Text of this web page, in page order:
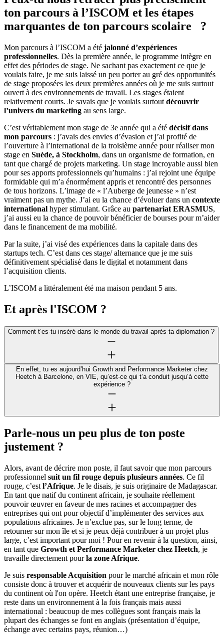
ton parcours à l’ISCOM et les étapes
marquantes de ton parcours scolaire ?
Mon parcours à l’ISCOM a été jalonné d’expériences
professionnelles. Dès la première année, le programme intègre en
effet des périodes de stage. Ne sachant pas exactement ce que je
voulais faire, je me suis laissé un peu porter au gré des opportunités
de stage proposées les deux premières années où je me suis surtout
ouvert à des environnements de travail. Les stages étaient
relativement courts. Je savais que je voulais surtout découvrir
l’univers du marketing au sens large.
C’est véritablement mon stage de 3e année qui a été décisif dans
mon parcours : j’avais des envies d’évasion et j’ai profité de
l’ouverture à l’international de la troisième année pour réaliser mon
stage en Suède, à Stockholm, dans un organisme de formation, en
tant que chargé de projets marketing. Un stage incroyable aussi bien
pour ses apports professionnels qu’humains : j’ai rejoint une équipe
formidable qui m’a énormément appris et rencontré des personnes
de tous horizons. L’image de « l’Auberge de jeunesse » n’est
vraiment pas un mythe. J’ai eu la chance d’évoluer dans un contexte
international hyper stimulant. Grâce au partenariat ERASMUS,
j’ai aussi eu la chance de pouvoir bénéficier de bourses pour m’aider
dans le financement de ma mobilité.
Par la suite, j’ai visé des expériences dans la capitale dans des
startups tech. C’est dans ces stage/ alternance que je me suis
définitivement spécialisé dans le digital et notamment dans
l’acquisition clients.
L’ISCOM a littéralement été ma maison pendant 5 ans.
Et après l'ISCOM ?
Comment t’es-tu inséré dans le monde du travail après ta diplomation ?
En effet, tu es aujourd’hui Growth and Performance Marketer chez
Heetch à Barcelone, en VIE, qu’est-ce qui t’a conduit jusqu’à cette
expérience ?
Parle-nous un peu plus de ton poste
justement ?
Alors, avant de décrire mon poste, il faut savoir que mon parcours
professionnel suit un fil rouge depuis plusieurs années. Ce fil
rouge, c’est l’Afrique. Je le disais, je suis originaire de Madagascar.
En tant que natif du continent africain, je souhaite réellement
pouvoir œuvrer en faveur de mes racines et accompagner des
entreprises qui ont pour objectif d’implémenter des services aux
populations africaines. Je n’exclue pas, sur le long terme, de
retourner sur mon île et si je peux déjà contribuer à un projet plus
large, c’est important pour moi ! Pour en revenir à la question, ainsi,
en tant que Growth et Performance Marketer chez Heetch, je
travaille directement pourla zone Afrique.
Je suis responsable Acquisition pour le marché africain et mon rôle
consiste donc à trouver et acquérir de nouveaux clients sur les pays
du continent où l'on opère. Heetch étant une entreprise française, je
reste dans un environnement à la fois français mais aussi
international : beaucoup de mes collègues sont français mais la
plupart des échanges se font en anglais (présentation d’équipe,
échange avec certains pays, réunion…)